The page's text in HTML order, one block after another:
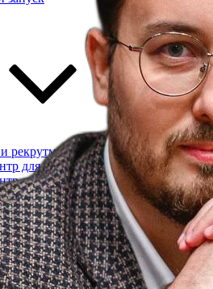
рекрутмента
для юристов
для онлайн-школ
недвижимости